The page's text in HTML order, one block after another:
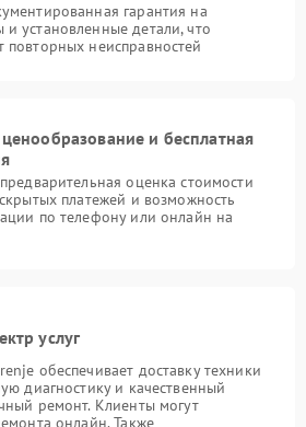
гарантия на
установленные детали, что
неисправностей
и бесплатная
оценка стоимости
платежей и возможность
по телефону или онлайн на
услуг
обеспечивает доставку техники
диагностику и качественный
ремонт. Клиенты могут
онлайн. Также